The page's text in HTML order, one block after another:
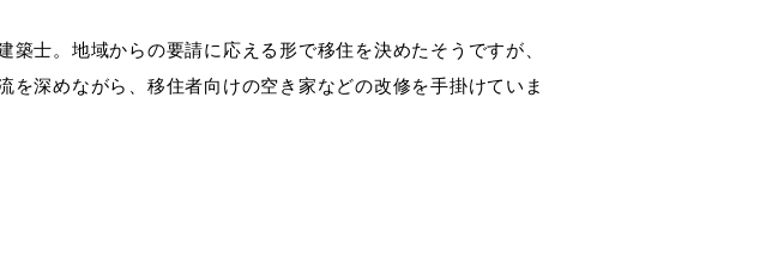
士。地域からの要請に応える形で移住を決めたそうですが、
深めながら、移住者向けの空き家などの改修を手掛けていま